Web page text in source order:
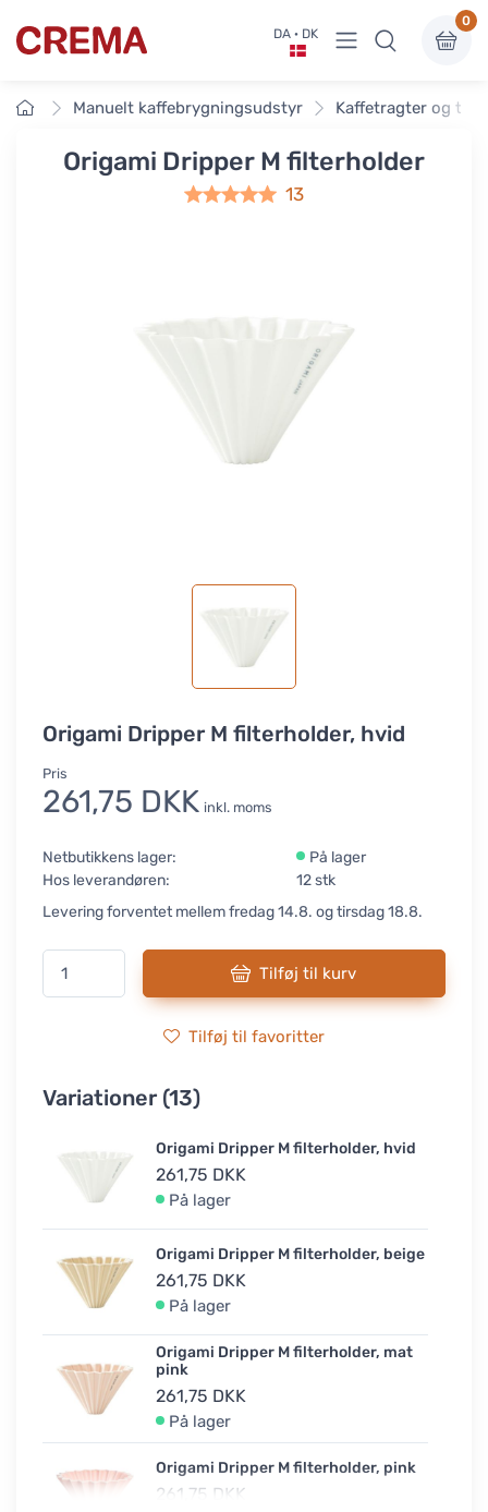
Crema DA · DK Vis undermenu
0
ForsideManuelt kaffebrygningsudstyr Kaffetragter og
Origami Dripper M filterholder
13
Origami Dripper M filterholder, hvid
Pris
261,75 DKK inkl. moms
Netbutikkens lager:
På lager
Hos leverandøren:
12 stk
Levering forventet mellem fredag 14.8. og tirsdag 18.8.
Tilføj til kurv
Tilføj til favoritter
Variationer (13)
Origami Dripper M filterholder, hvid
261,75 DKK
På lager
Origami Dripper M filterholder, beige
261,75 DKK
På lager
Origami Dripper M filterholder, mat
pink
261,75 DKK
På lager
Origami Dripper M filterholder, pink
261,75 DKK